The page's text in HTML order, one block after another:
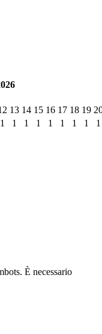
13 14 15 16 17 18 19
1 1 1 1 1 1 1 1 1
È necessario